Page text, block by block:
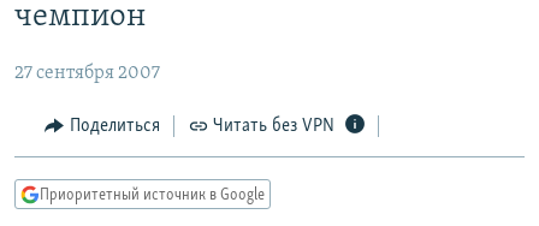
основному
Вернутся
главной
навигации
ЦИТАТЫ СВОБОДЫ
МНЕНИЯ
IDEL.РЕАЛИИ
чемпион
27 сентября 2007
Поделиться Читать без VPN
Приоритетный источник в Google